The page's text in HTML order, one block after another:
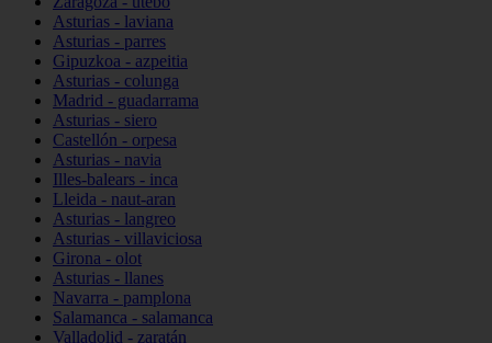
Asturias - laviana
Asturias - parres
Gipuzkoa - azpeitia
Asturias - colunga
Madrid - guadarrama
Asturias - siero
Castellón - orpesa
Asturias - navia
Illes-balears - inca
Lleida - naut-aran
Asturias - langreo
Asturias - villaviciosa
Girona - olot
Asturias - llanes
Navarra - pamplona
Salamanca - salamanca
Valladolid - zaratán